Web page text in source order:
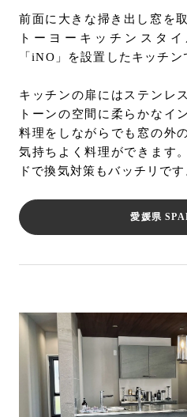
前面に大きな掃き出し窓を
トーヨーキッチンスタ
「iNO」を設置したキッチン
キッチンの扉にはステンレ
トーンの空間に柔らかなイ
料理をしながらでも窓の外
気持ちよく料理ができます
ドで換気対策もバッチリです
愛媛県